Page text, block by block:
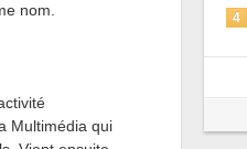
nom.
Multimédia qui
conformité : un défi crucial